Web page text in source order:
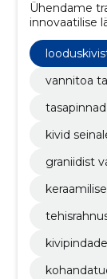
Ühendame
innovaatilise
esteetiliselt
vajadustele ja
vannitoa
kivid
graniidist